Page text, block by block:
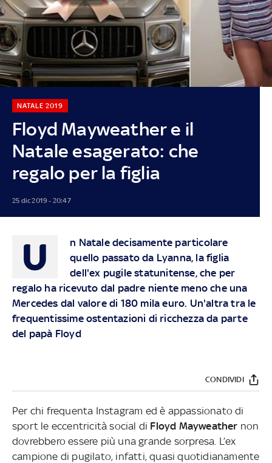
Floyd Mayweather e il
Natale esagerato: che
regalo per la figlia
NATALE 2019
25 dic 2019 - 20:47
U
n Natale decisamente particolare
quello passato da Lyanna, la figlia
dell'ex pugile statunitense, che per
regalo ha ricevuto dal padre niente meno che una
Mercedes dal valore di 180 mila euro. Un'altra tra le
frequentissime ostentazioni di ricchezza da parte
del papà Floyd
CONDIVIDI
Per chi frequenta Instagram ed è appassionato di
sport le eccentricità social di Floyd Mayweather non
dovrebbero essere più una grande sorpresa. L’ex
campione di pugilato, infatti, quasi quotidianamente